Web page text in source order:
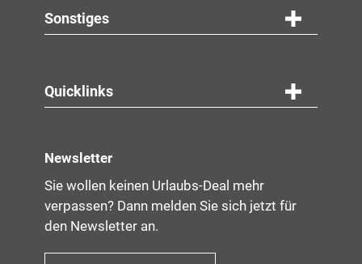
Sonstiges
Quicklinks
Newsletter
Sie wollen keinen Urlaubs-Deal mehr
verpassen? Dann melden Sie sich jetzt für
den Newsletter an.